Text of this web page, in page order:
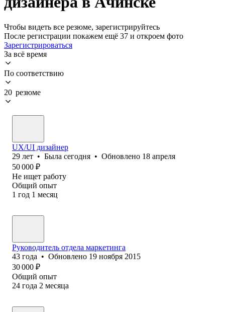
Чтобы видеть все резюме, зарегистрируйтесь
После регистрации покажем ещё 37 и откроем фото
Зарегистрироваться
За всё время
По соответствию
20 резюме
UX/UI дизайнер
29 лет • Была сегодня • Обновлено 18 апреля
50 000 ₽
Не ищет работу
Общий опыт
1 год 1 месяц
Руководитель отдела маркетинга
43 года • Обновлено 19 ноября 2015
30 000 ₽
Общий опыт
24 года 2 месяца